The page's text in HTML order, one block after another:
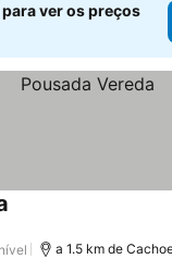
ver os preços
a 1.5 km de